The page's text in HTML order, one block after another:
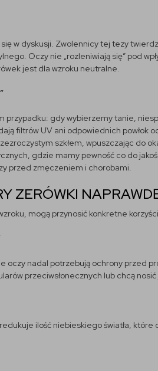
w dyskusji. Zwolennicy tej tezy
Oczy nie „rozleniwiają się” pod
jest dla wzroku neutralne.
przypadku: gdy wybierzemy tanie,
filtrów UV ani odpowiednich powłok
szkłem, wpuszczając do
gdzie mamy pewność co do
przed zmęczeniem i chorobami.
ZERÓWKI
mogą przynosić konkretne
oczy nadal potrzebują ochrony przed
przeciwsłonecznych lub chcą
ilość niebieskiego światła,